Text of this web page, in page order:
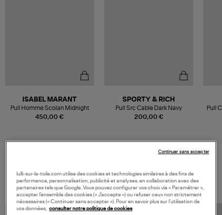
450,00 €
ISABEL MARANT
Pull Homme Scolan Midnight
200,00 €
SPORTY & RICH
Pull Src Cable Dark Navy Pull
VOS DERNIERS PRODUITS VUS
lulli-sur-la-toile.com utilise des cookies et technologies similaires à des fins de
performance, personnalisation, publicité et analyses, en collaboration avec des
partenaires tels que Google. Vous pouvez configurer vos choix via « Paramétrer »,
accepter l’ensemble des cookies (« J’accepte ») ou refuser ceux non strictement
nécessaires (« Continuer sans accepter »). Pour en savoir plus sur l’utilisation de
vos données, consulter notre politique de cookies
Continuer sans accepter